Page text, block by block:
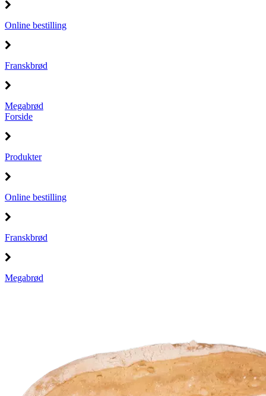
Online bestilling
Franskbrød
Megabrød
Forside
Produkter
Online bestilling
Franskbrød
Megabrød